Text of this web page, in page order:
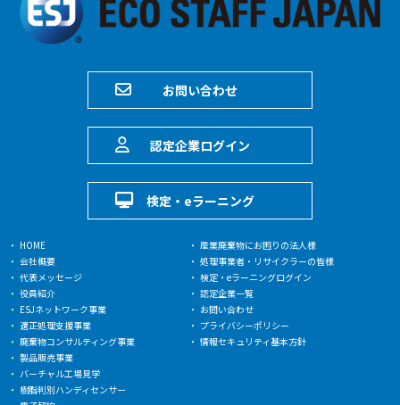
お問い合わせ
認定企業ログイン
検定・eラーニング
HOME
会社概要
代表メッセージ
役員紹介
ESJネットワーク事業
適正処理支援事業
廃棄物コンサルティング事業
製品販売事業
バーチャル工場見学
樹脂判別ハンディセンサー
産業廃棄物にお困りの法人様
処理事業者・リサイクラーの皆様
検定・eラーニングログイン
認定企業一覧
お問い合わせ
プライバシーポリシー
情報セキュリティ基本方針